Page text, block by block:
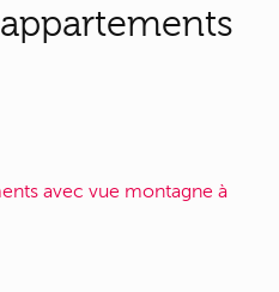
avec vue montagne à